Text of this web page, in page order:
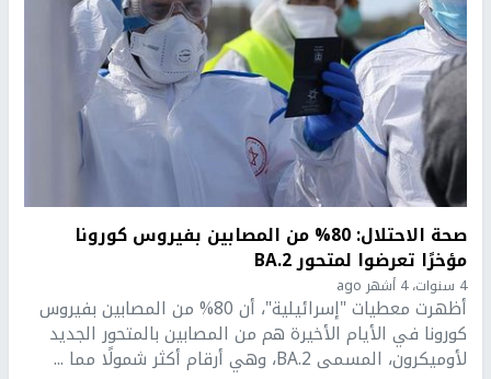
صحة الاحتلال: 80% من المصابين بفيروس كورونا
مؤخرًا تعرضوا لمتحور BA.2
4 سنوات، 4 أشهر ago
أظهرت معطيات "إسرائيلية"، أن 80% من المصابين بفيروس
كورونا في الأيام الأخيرة هم من المصابين بالمتحور الجديد
لأوميكرون، المسمى BA.2، وهي أرقام أكثر شمولًا مما ...